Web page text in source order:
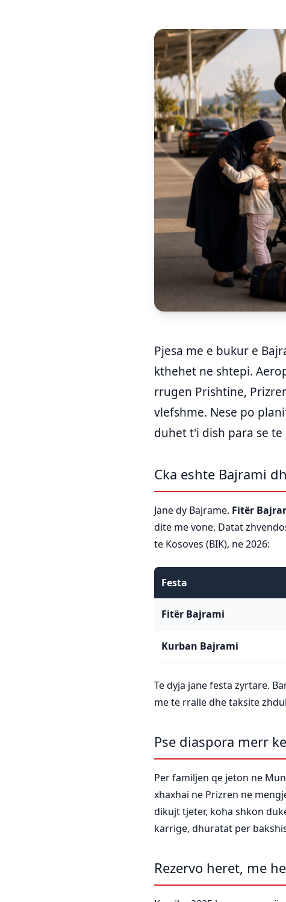
Pjesa me e bukur e
kthehet ne shtepi.
rrugen Prishtine,
vlefshme. Nese po
duhet t'i dish para se
Cka eshte Bajrami
Jane dy Bajrame. Fitër
dite me vone. Datat
te Kosoves (BIK), ne 2026:
Festa
Fitër Bajrami
Kurban Bajrami
Te dyja jane festa zyrtare.
me te rralle dhe taksite
Pse diaspora merr
Per familjen qe jeton ne
xhaxhai ne Prizren ne
dikujt tjeter, koha shkon
karrige, dhuratat per
Rezervo heret, me